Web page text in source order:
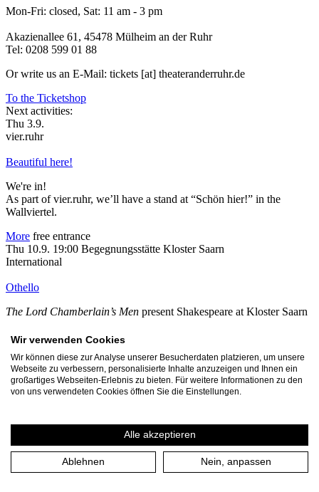
Mon-Fri: closed, Sat: 11 am - 3 pm
Akazienallee 61, 45478 Mülheim an der Ruhr
Tel: 0208 599 01 88
Or write us an E-Mail: tickets [at] theateranderruhr.de
To the Ticketshop
Next activities:
Thu 3.9.
vier.ruhr
Beautiful here!
We're in!
As part of vier.ruhr, we’ll have a stand at “Schön hier!” in the
Wallviertel.
More free entrance
Thu 10.9. 19:00 Begegnungsstätte Kloster Saarn
International
Othello
The Lord Chamberlain’s Men present Shakespeare at Kloster Saarn
10.-12. September – Open Air – in English
More Tickets
Fri 11.9. 19:00Begegnungsstätte Kloster Saarn
International
The Lord Chamberlain’s Menpresent Shakespeare at Kloster Saarn
10.-12. September – Open Air – in English
Wir verwenden Cookies
Wir können diese zur Analyse unserer Besucherdaten platzieren, um unsere
Webseite zu verbessern, personalisierte Inhalte anzuzeigen und Ihnen ein
großartiges Webseiten-Erlebnis zu bieten. Für weitere Informationen zu den
von uns verwendeten Cookies öffnen Sie die Einstellungen.
Alle akzeptieren
Ablehnen Nein, anpassen